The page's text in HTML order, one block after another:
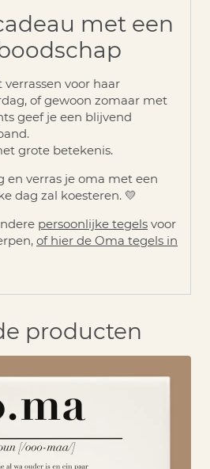
met een
voor haar
of gewoon zomaar met
geef je een blijvend
grote betekenis.
en verras je oma met een
dag zal koesteren. 💛
persoonlijke tegels voor
of hier de Oma tegels in
producten